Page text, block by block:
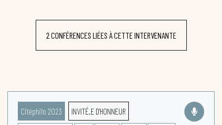
2 CONFÉRENCES LIÉES À CETTE INTERVENANTE
Citéphilo 2023 INVITÉ.E D'HONNEUR